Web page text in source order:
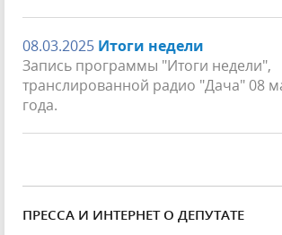
08.03.2025 Итоги недели
Запись программы "Итоги недели",
транслированной радио "Дача" 08
года.
ПРЕССА И ИНТЕРНЕТ О ДЕПУТАТЕ